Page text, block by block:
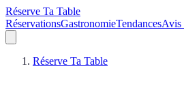
Réserve Ta Table
RéservationsGastronomieTendancesAvis
Réserve Ta Table